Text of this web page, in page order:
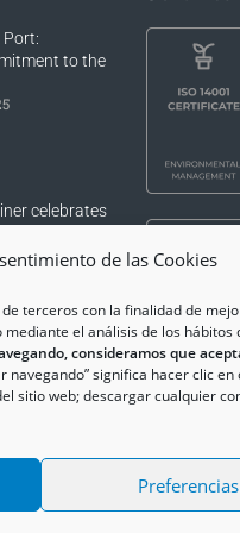
de las Cookies
terceros con la finalidad de
el análisis de los hábitos
consideramos que
navegando” significa hacer clic
sitio web; descargar cualquier
Preferencias
Port:
to the
celebrates
of Barcelona